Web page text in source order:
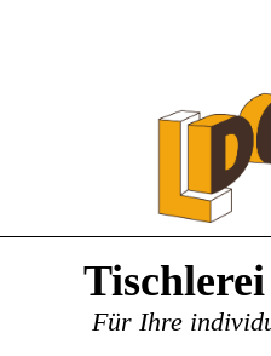
Für Ihre